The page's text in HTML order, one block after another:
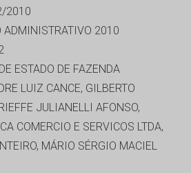
2010
ADMINISTRATIVO 2010
ESTADO DE FAZENDA
LUIZ CANCE, GILBERTO
JULIANELLI AFONSO,
COMERCIO E SERVICOS LTDA,
MÁRIO SÉRGIO MACIEL